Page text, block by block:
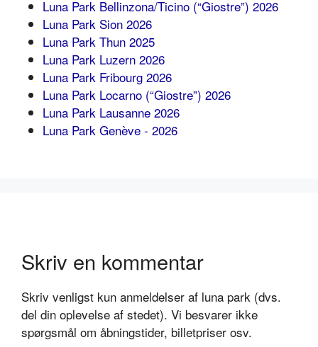
Luna Park Bellinzona/Ticino (“Giostre”) 2026
Luna Park Sion 2026
Luna Park Thun 2025
Luna Park Luzern 2026
Luna Park Fribourg 2026
Luna Park Locarno (“Giostre”) 2026
Luna Park Lausanne 2026
Luna Park Genève - 2026
Skriv en kommentar
Skriv venligst kun anmeldelser af luna park (dvs.
del din oplevelse af stedet). Vi besvarer ikke
spørgsmål om åbningstider, billetpriser osv.